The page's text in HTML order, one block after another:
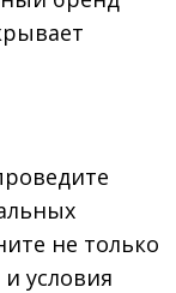
не только
условия